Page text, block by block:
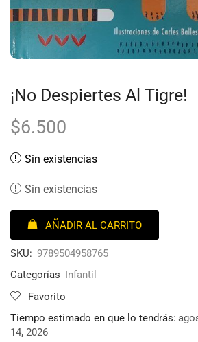
¡No Despiertes Al Tigre!
$6.500
Sin existencias
Sin existencias
AÑADIR AL CARRITO
SKU: 9789504958765
Categorías Infantil
Favorito
Tiempo estimado en que lo tendrás:
14, 2026